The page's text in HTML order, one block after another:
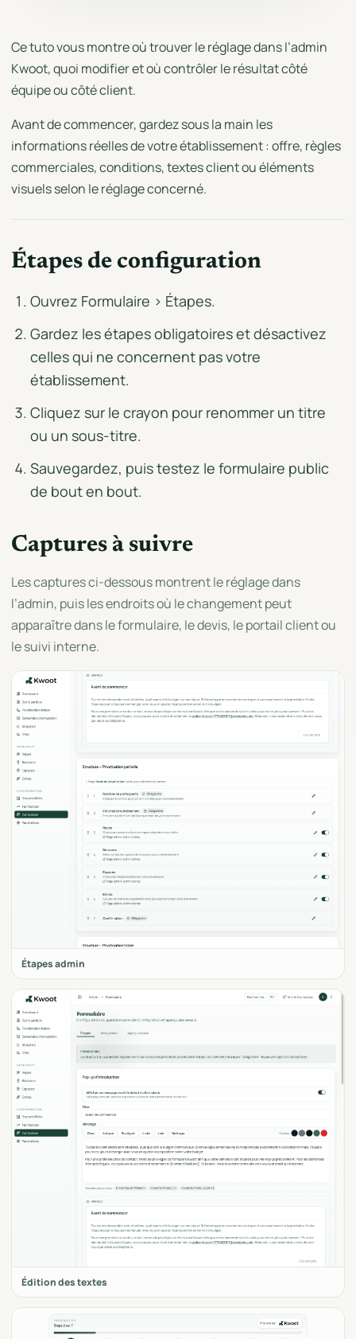
Ce tuto vous montre où trouver le réglage dans l’admin
Kwoot, quoi modifier et où contrôler le résultat côté
équipe ou côté client.
Avant de commencer, gardez sous la main les
informations réelles de votre établissement : offre, règles
commerciales, conditions, textes client ou éléments
visuels selon le réglage concerné.
Étapes de configuration
Ouvrez Formulaire > Étapes.
Gardez les étapes obligatoires et désactivez
celles qui ne concernent pas votre
établissement.
Cliquez sur le crayon pour renommer un titre
ou un sous-titre.
Sauvegardez, puis testez le formulaire public
de bout en bout.
Captures à suivre
Les captures ci-dessous montrent le réglage dans
l’admin, puis les endroits où le changement peut
apparaître dans le formulaire, le devis, le portail client ou
le suivi interne.
Étapes admin
Édition des textes